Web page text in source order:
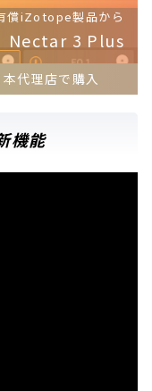
償iZotope製品から
Nectar 3 Plus
本代理店で購入
機能